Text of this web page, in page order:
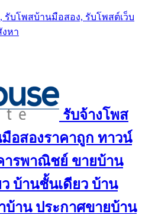
รับโพสบ้านมือสอง, รับโพสต์เว็บ
หา
รับจ้างโพส
อสองราคาถูก ทาวน์
ารพาณิชย์ ขายบ้าน
บ้านชั้นเดียว บ้าน
บ้าน ประกาศขายบ้าน